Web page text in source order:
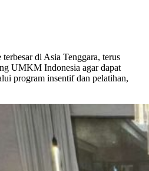
di Asia Tenggara, terus
UMKM Indonesia agar dapat
program insentif dan pelatihan,